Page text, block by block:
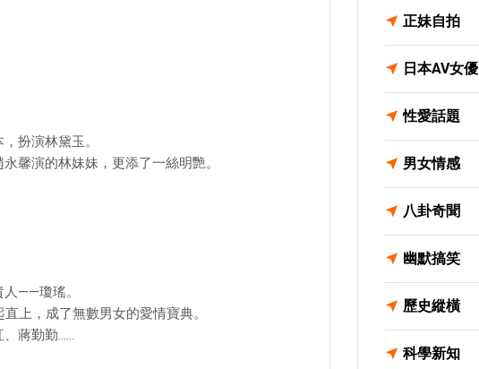
扮演林黛玉。
馨演的林妹妹，更添了一絲明艷。
——瓊瑤。
上，成了無數男女的愛情寶典。
、蔣勤勤……
正妹自拍
日本AV女優
性愛話題
男女情感
八卦奇聞
幽默搞笑
歷史縱橫
科學新知